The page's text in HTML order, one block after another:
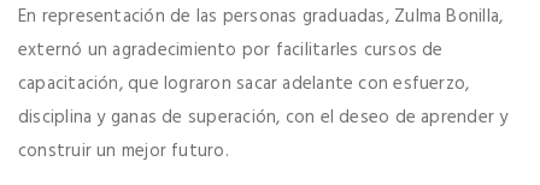
En representación de las personas graduadas, Zulma Bonilla,
externó un agradecimiento por facilitarles cursos de
capacitación, que lograron sacar adelante con esfuerzo,
disciplina y ganas de superación, con el deseo de aprender y
construir un mejor futuro.